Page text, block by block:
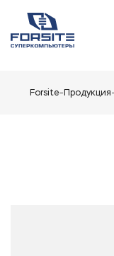
Forsite Продукция